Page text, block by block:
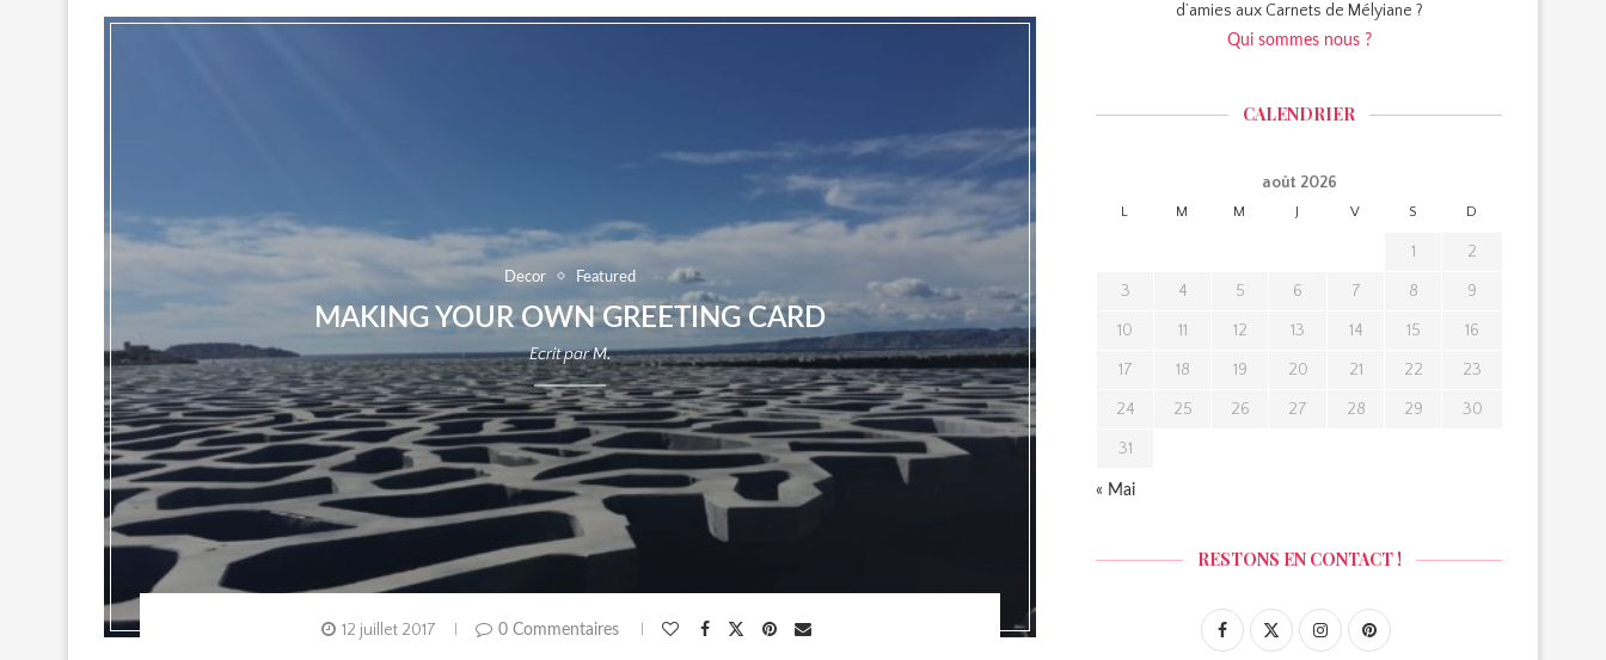
Decor Featured
MAKING YOUR OWN GREETING CARD
Ecrit parM.
12 juillet 2017 0 Commentaires
d’amies aux Carnets de Mélyiane ?
Qui sommes nous ?
CALENDRIER
août 2026
L M M J V S D
1 2
3 4 5 6 7 8 9
10 11 12 13 14 15 16
17 18 19 20 21 22 23
24 25 26 27 28 29 30
31
« Mai
RESTONS EN CONTACT !